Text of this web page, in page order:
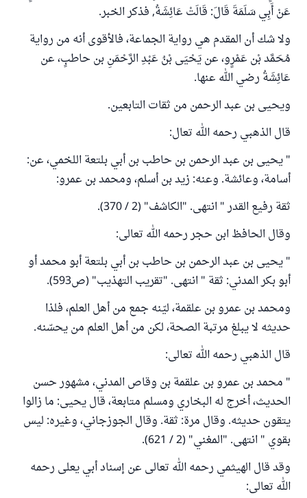
عَنْ أَبِي سَلَمَةَ قَالَ: قَالَتْ عَائِشَةُ, فذكر الخبر.
ولا شك أن المقدم هي رواية الجماعة، فالأقوى أنه من رواية
مُحَمَّد بْن عَمْرٍو، عن يَحْيَى بْنُ عَبْدِ الرَّحْمَنِ بن حاطبٍ، عن
عَائِشَةُ رضي الله عنها.
ويحيى بن عبد الرحمن من ثقات التابعين.
قال الذهبي رحمه الله تعال:
" يحيى ‌بن ‌عبد ‌الرحمن ‌بن ‌حاطب بن أبي بلتعة اللخمي، عن:
أسامة، وعائشة. وعنه: زيد بن أسلم، ومحمد بن عمرو:
ثقة رفيع القدر " انتهى. "الكاشف" (2 / 370).
وقال الحافظ ابن حجر رحمه الله تعالى:
" يحيى بن ‌عبد ‌الرحمن ‌بن ‌حاطب بن أبي بلتعة أبو محمد أو
أبو بكر المدني: ثقة " انتهى. "تقريب التهذيب" (ص593).
ومحمد بن عمرو بن علقمة، ليّنه جمع من أهل العلم، فلذا
حديثه لا يبلغ مرتبة الصحة، لكن من أهل العلم من يحسّنه.
قال الذهبي رحمه الله تعالى:
" ‌محمد ‌بن ‌عمرو ‌بن علقمة بن وقاص المدني، مشهور حسن
الحديث، أخرج له البخاري ومسلم متابعة، قال يحيى: ما زالوا
يتقون حديثه. وقال مرة: ثقة. وقال الجوزجاني، وغيره: ليس
بقوي " انتهى. "المغني" (2 / 621).
وقد قال الهيثمي رحمه الله تعالى عن إسناد أبي يعلى رحمه
الله تعالى: